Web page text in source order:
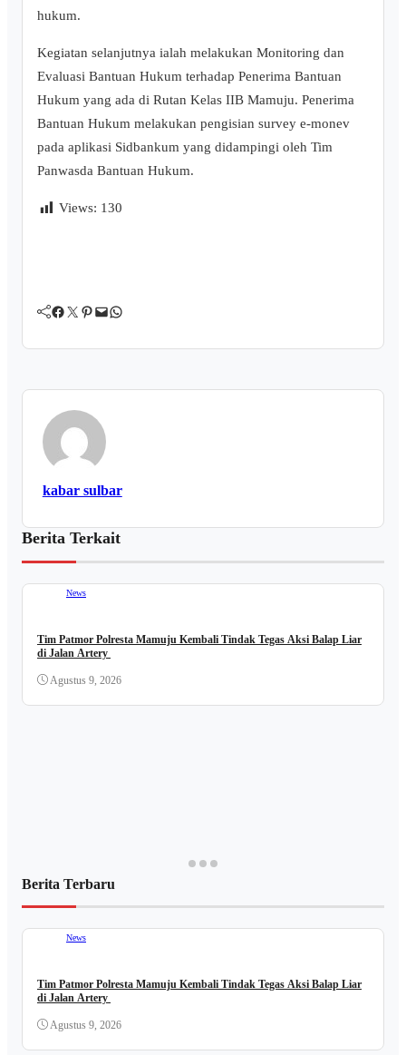
hukum.
Kegiatan selanjutnya ialah melakukan Monitoring dan
Evaluasi Bantuan Hukum terhadap Penerima Bantuan
Hukum yang ada di Rutan Kelas IIB Mamuju. Penerima
Bantuan Hukum melakukan pengisian survey e-monev
pada aplikasi Sidbankum yang didampingi oleh Tim
Panwasda Bantuan Hukum.
Views: 130
Facebook Twitter Pinterest Mail WhatsApp
kabar sulbar
Berita Terkait
News
Tim Patmor Polresta Mamuju Kembali Tindak Tegas Aksi Balap Liar
di Jalan Artery
Agustus 9, 2026
Berita Terbaru
News
Tim Patmor Polresta Mamuju Kembali Tindak Tegas Aksi Balap Liar
di Jalan Artery
Agustus 9, 2026